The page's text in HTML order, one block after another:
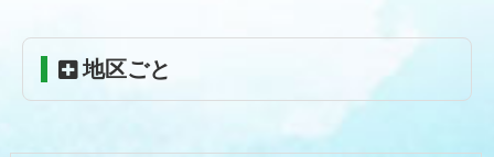
る
地区ごと